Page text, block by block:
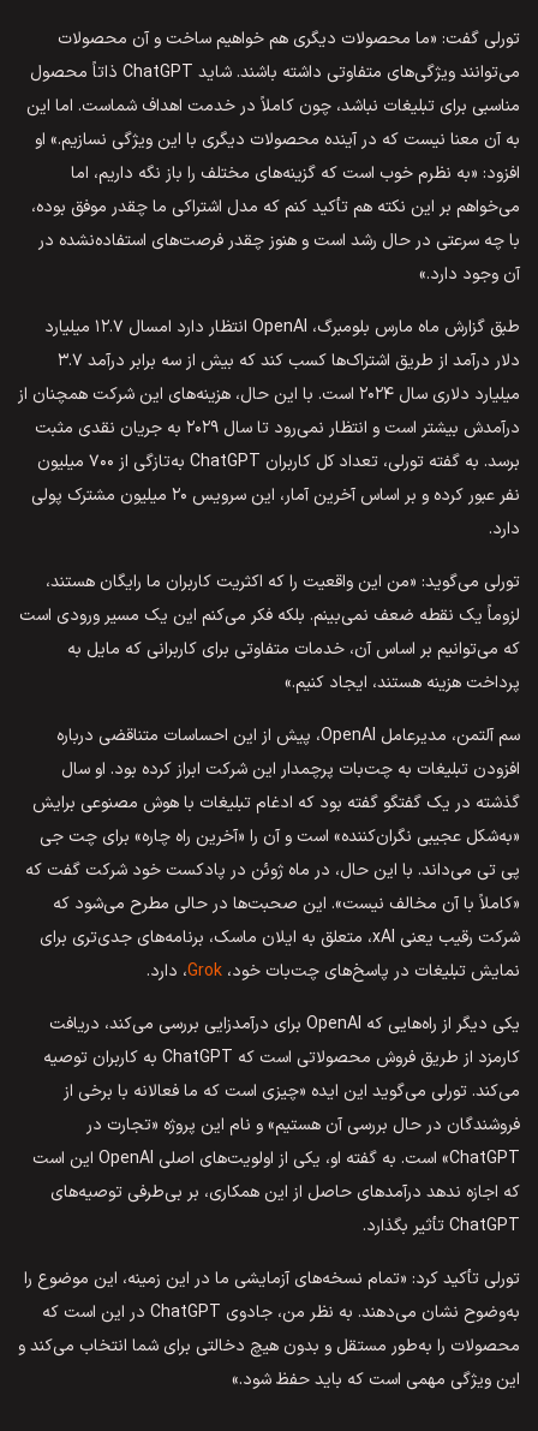
تورلی گفت: «ما محصولات دیگری هم خواهیم ساخت و آن محصولات
می‌توانند ویژگی‌های متفاوتی داشته باشند. شاید ChatGPT ذاتاً محصول
مناسبی برای تبلیغات نباشد، چون کاملاً در خدمت اهداف شماست. اما این
به آن معنا نیست که در آینده محصولات دیگری با این ویژگی نسازیم.» او
افزود: «به نظرم خوب است که گزینه‌های مختلف را باز نگه داریم، اما
می‌خواهم بر این نکته هم تأکید کنم که مدل اشتراکی ما چقدر موفق بوده،
با چه سرعتی در حال رشد است و هنوز چقدر فرصت‌های استفاده‌نشده در
آن وجود دارد.»
طبق گزارش ماه مارس بلومبرگ، OpenAI انتظار دارد امسال ۱۲.۷ میلیارد
دلار درآمد از طریق اشتراک‌ها کسب کند که بیش از سه برابر درآمد ۳.۷
میلیارد دلاری سال ۲۰۲۴ است. با این حال، هزینه‌های این شرکت همچنان از
درآمدش بیشتر است و انتظار نمی‌رود تا سال ۲۰۲۹ به جریان نقدی مثبت
برسد. به گفته تورلی، تعداد کل کاربران ChatGPT به‌تازگی از ۷۰۰ میلیون
نفر عبور کرده و بر اساس آخرین آمار، این سرویس ۲۰ میلیون مشترک پولی
دارد.
تورلی می‌گوید: «من این واقعیت را که اکثریت کاربران ما رایگان هستند،
لزوماً یک نقطه ضعف نمی‌بینم. بلکه فکر می‌کنم این یک مسیر ورودی است
که می‌توانیم بر اساس آن، خدمات متفاوتی برای کاربرانی که مایل به
پرداخت هزینه هستند، ایجاد کنیم.»
سم آلتمن، مدیرعامل OpenAI، پیش از این احساسات متناقضی درباره
افزودن تبلیغات به چت‌بات پرچمدار این شرکت ابراز کرده بود. او سال
گذشته در یک گفتگو گفته بود که ادغام تبلیغات با هوش مصنوعی برایش
«به‌شکل عجیبی نگران‌کننده» است و آن را «آخرین راه چاره» برای چت جی
پی تی می‌داند. با این حال، در ماه ژوئن در پادکست خود شرکت گفت که
«کاملاً با آن مخالف نیست». این صحبت‌ها در حالی مطرح می‌شود که
شرکت رقیب یعنی xAI، متعلق به ایلان ماسک، برنامه‌های جدی‌تری برای
نمایش تبلیغات در پاسخ‌های چت‌بات خود، Grok، دارد.
یکی دیگر از راه‌هایی که OpenAI برای درآمدزایی بررسی می‌کند، دریافت
کارمزد از طریق فروش محصولاتی است که ChatGPT به کاربران توصیه
می‌کند. تورلی می‌گوید این ایده «چیزی است که ما فعالانه با برخی از
فروشندگان در حال بررسی آن هستیم» و نام این پروژه «تجارت در
ChatGPT» است. به گفته او، یکی از اولویت‌های اصلی OpenAI این است
که اجازه ندهد درآمدهای حاصل از این همکاری، بر بی‌طرفی توصیه‌های
ChatGPT تأثیر بگذارد.
تورلی تأکید کرد: «تمام نسخه‌های آزمایشی ما در این زمینه، این موضوع را
به‌وضوح نشان می‌دهند. به نظر من، جادوی ChatGPT در این است که
محصولات را به‌طور مستقل و بدون هیچ دخالتی برای شما انتخاب می‌کند و
این ویژگی مهمی است که باید حفظ شود.»